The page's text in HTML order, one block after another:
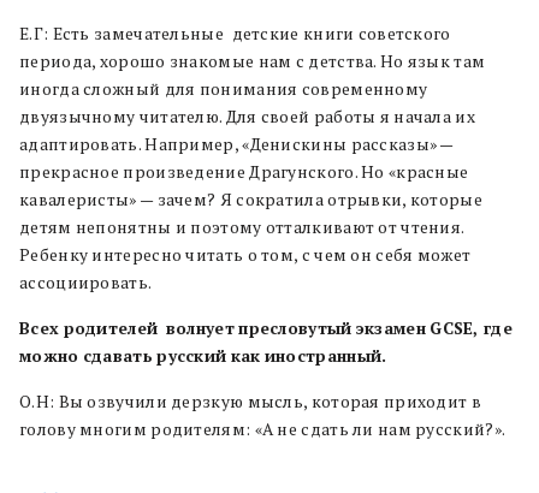
Е.Г: Есть замечательные детские книги советского
периода, хорошо знакомые нам с детства. Но язык там
иногда сложный для понимания современному
двуязычному читателю. Для своей работы я начала их
адаптировать. Например, «Денискины рассказы» —
прекрасное произведение Драгунского. Но «красные
кавалеристы» — зачем? Я сократила отрывки, которые
детям непонятны и поэтому отталкивают от чтения.
Ребенку интересно читать о том, с чем он себя может
ассоциировать.
Всех родителей волнуетпресловутый экзамен GCSE, где
можно сдавать русский как иностранный.
О.Н: Вы озвучили дерзкую мысль, которая приходит в
голову многим родителям: «А не сдать ли нам русский?».